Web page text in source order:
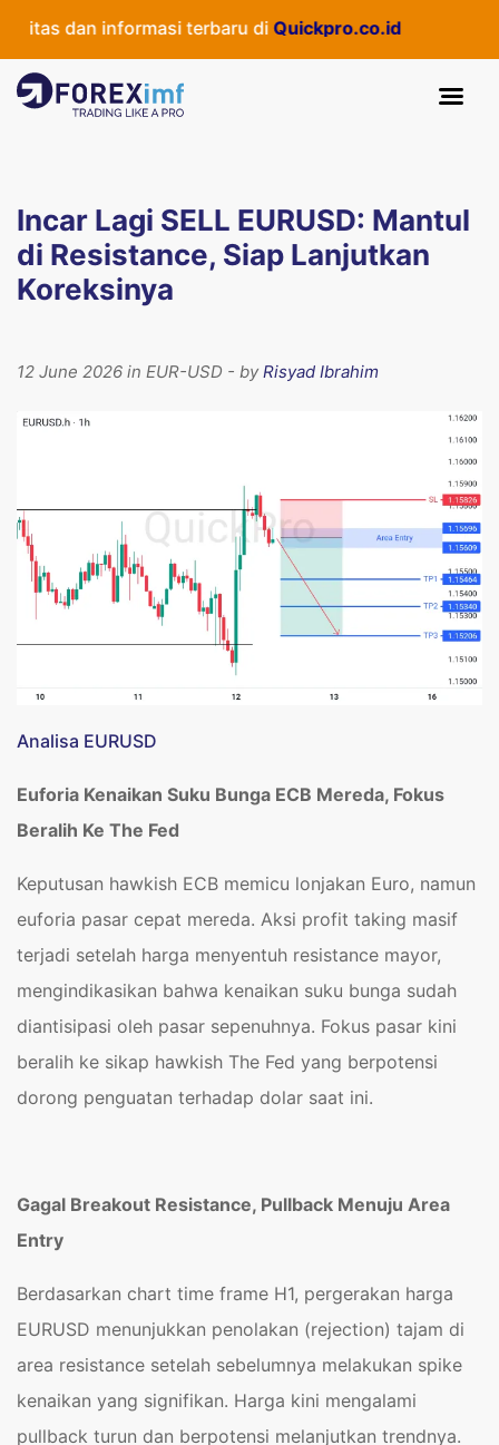
dan informasi terbaru diQuickpro.co.id
Incar Lagi SELL EURUSD: Mantul
di Resistance, Siap Lanjutkan
Koreksinya
12 June 2026 in EUR-USD - byRisyad Ibrahim
Analisa EURUSD
Euforia Kenaikan Suku Bunga ECB Mereda, Fokus
Beralih Ke The Fed
Keputusan hawkish ECB memicu lonjakan Euro, namun
euforia pasar cepat mereda. Aksi profit taking masif
terjadi setelah harga menyentuh resistance mayor,
mengindikasikan bahwa kenaikan suku bunga sudah
diantisipasi oleh pasar sepenuhnya. Fokus pasar kini
beralih ke sikap hawkish The Fed yang berpotensi
dorong penguatan terhadap dolar saat ini.
Gagal Breakout Resistance, Pullback Menuju Area
Entry
Berdasarkan chart time frame H1, pergerakan harga
EURUSD menunjukkan penolakan (rejection) tajam di
area resistance setelah sebelumnya melakukan spike
kenaikan yang signifikan. Harga kini mengalami
pullback turun dan berpotensi melanjutkan trendnya.